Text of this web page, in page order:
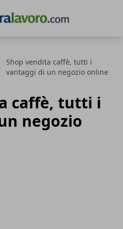
Shop vendita caffè, tutti i
vantaggi di un negozio online
caffè, tutti i
negozio